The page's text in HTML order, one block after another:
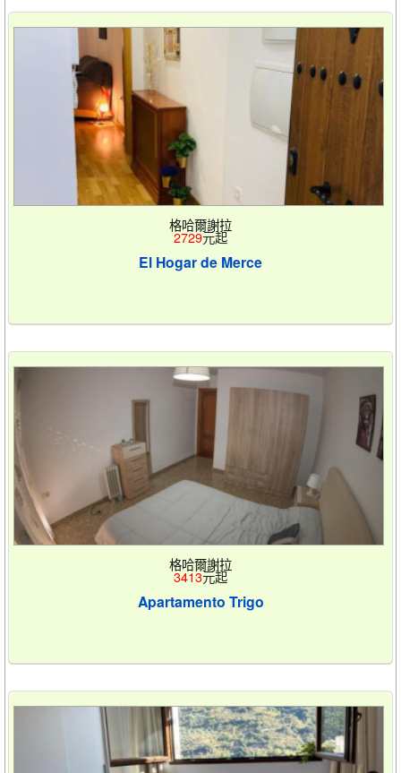
格哈爾謝拉
2729元起
El Hogar de Merce
格哈爾謝拉
3413元起
Apartamento Trigo